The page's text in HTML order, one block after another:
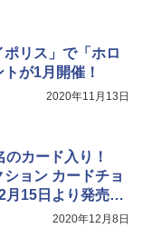
リス」で「ホロ
が1月開催！
2020年11月13日
カード入り！
ション カードチョ
月15日より発売決
2020年12月8日